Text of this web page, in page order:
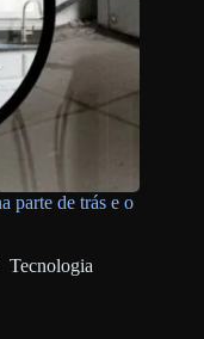
parte de trás e o
Tecnologia